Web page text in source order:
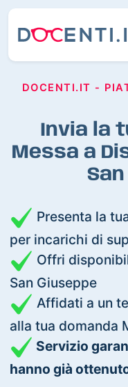
DOCENTI.IT -
Invia la
Messa a
Presenta la
per incarichi di
Offri
San Giuseppe
Affidati a un
alla tua domanda
Servizio
hanno già